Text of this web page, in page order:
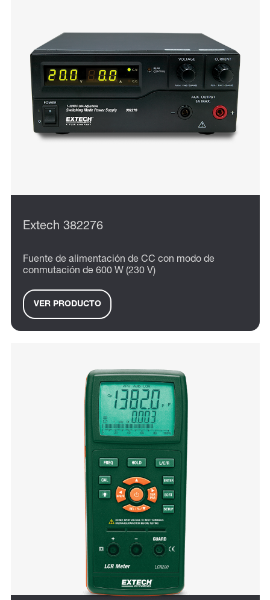
Extech 382276
Fuente de alimentación de CC con modo de
conmutación de 600 W (230 V)
VER PRODUCTO